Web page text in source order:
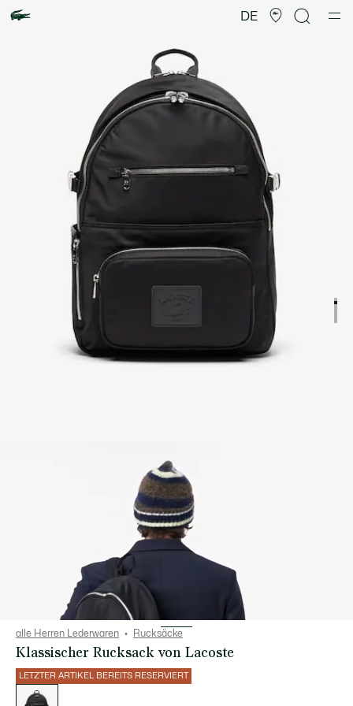
DE
alle Herren Lederwaren Rucksäcke
Klassischer Rucksack von Lacoste
LETZTER ARTIKEL BEREITS RESERVIERT
der
Varianten